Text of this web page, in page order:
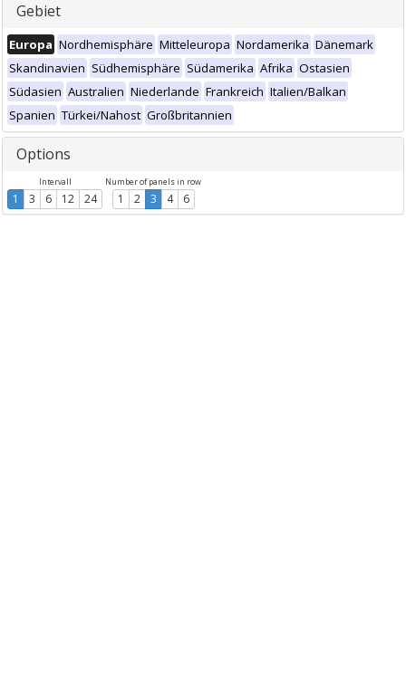
Gebiet
Europa Nordhemisphäre Mitteleuropa Nordamerika Dänemark
Skandinavien Südhemisphäre Südamerika Afrika Ostasien
Südasien Australien Niederlande Frankreich Italien/Balkan
Spanien Türkei/Nahost Großbritannien
Options
Intervall
1 3 6 12 24
Number of panels in row
1 2 3 4 6